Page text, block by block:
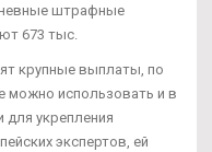
штрафные
673 тыс.
крупные выплаты, по
можно использовать и в
для укрепления
экспертов, ей